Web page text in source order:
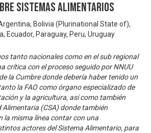
Sistemas Alimentarios
Bolivia (Plurinational State of),
Ecuador, Paraguay, Peru, Uruguay
tanto nacionales como en el sub regional
crítica con el proceso seguido por NNUU
la Cumbre donde debería haber tenido un
la FAO como órgano especializado de
y la agricultura, así como también
Alimentaria (CSA) donde también
la misma línea contar con una
actores del Sistema Alimentario, para